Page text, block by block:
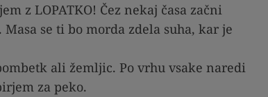
z LOPATKO! Čez nekaj časa začni
se ti bo morda zdela suha, kar je
ali žemljic. Po vrhu vsake naredi
za peko.